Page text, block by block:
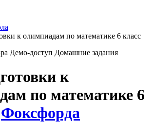
к олимпиадам по математике 6 класс
Демо-доступ Домашние задания
к
по математике 6
Фоксфорда